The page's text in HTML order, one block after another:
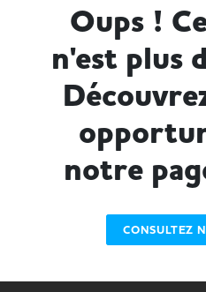
Oups !
n'est plus
notre
CONSULTEZ